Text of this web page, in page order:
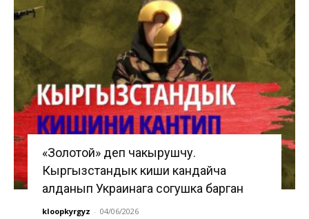
«Золотой» деп чакырушчу.
Кыргызстандык киши кандайча
алданып Украинага согушка барган
kloopkyrgyz - 04/06/2026